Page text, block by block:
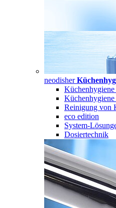
neodisher
Reinigung von
eco edition
System-
Dosiertechnik